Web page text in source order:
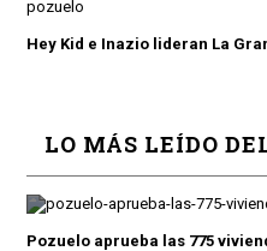
Hey Kid e Inazio lideran La
LO MÁS LEÍDO
Pozuelo aprueba las 775